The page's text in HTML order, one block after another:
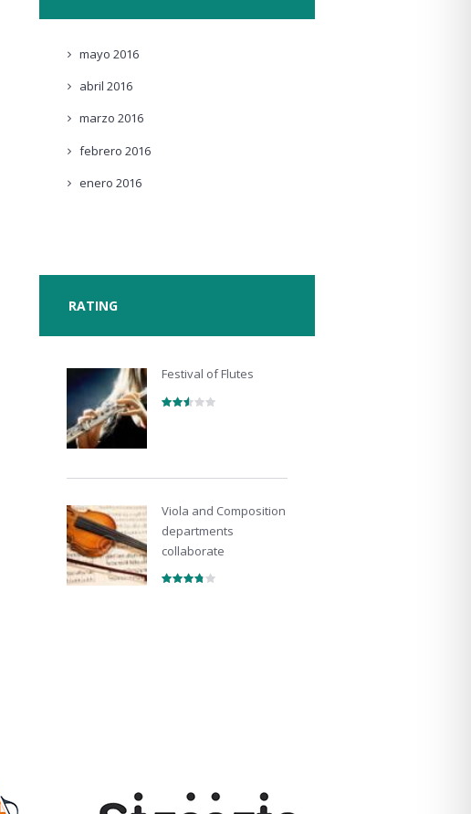
mayo 2016
abril 2016
marzo 2016
febrero 2016
enero 2016
RATING
Festival of Flutes
Viola and Composition
departments
collaborate